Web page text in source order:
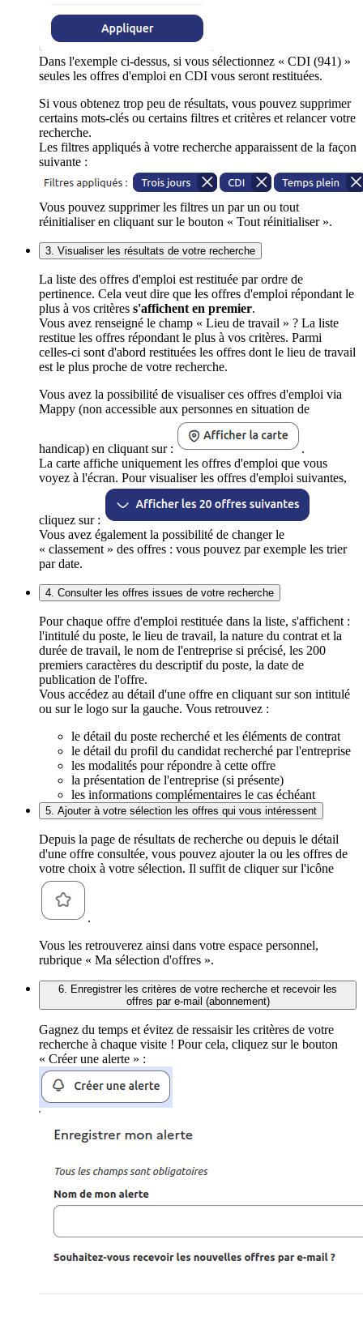
Dans l'exemple ci-dessus, si vous sélectionnez « CDI (941) »
seules les offres d'emploi en CDI vous seront restituées.
Si vous obtenez trop peu de résultats, vous pouvez supprimer
certains mots-clés ou certains filtres et critères et relancer votre
recherche.
Les filtres appliqués à votre recherche apparaissent de la façon
suivante :
Vous pouvez supprimer les filtres un par un ou tout
réinitialiser en cliquant sur le bouton « Tout réinitialiser ».
3. Visualiser les résultats de votre recherche
La liste des offres d'emploi est restituée par ordre de
pertinence. Cela veut dire que les offres d'emploi répondant le
plus à vos critères s'affichent en premier.
Vous avez renseigné le champ « Lieu de travail » ? La liste
restitue les offres répondant le plus à vos critères. Parmi
celles-ci sont d'abord restituées les offres dont le lieu de travail
est le plus proche de votre recherche.
Vous avez la possibilité de visualiser ces offres d'emploi via
Mappy (non accessible aux personnes en situation de
handicap) en cliquant sur :
.
La carte affiche uniquement les offres d'emploi que vous
voyez à l'écran. Pour visualiser les offres d'emploi suivantes,
cliquez sur :
Vous avez également la possibilité de changer le
« classement » des offres : vous pouvez par exemple les trier
par date.
4. Consulter les offres issues de votre recherche
Pour chaque offre d'emploi restituée dans la liste, s'affichent :
l'intitulé du poste, le lieu de travail, la nature du contrat et la
durée de travail, le nom de l'entreprise si précisé, les 200
premiers caractères du descriptif du poste, la date de
publication de l'offre.
Vous accédez au détail d'une offre en cliquant sur son intitulé
ou sur le logo sur la gauche. Vous retrouvez :
le détail du poste recherché et les éléments de contrat
le détail du profil du candidat recherché par l'entreprise
les modalités pour répondre à cette offre
la présentation de l'entreprise (si présente)
les informations complémentaires le cas échéant
5. Ajouter à votre sélection les offres qui vous intéressent
Depuis la page de résultats de recherche ou depuis le détail
d'une offre consultée, vous pouvez ajouter la ou les offres de
votre choix à votre sélection. Il suffit de cliquer sur l'icône
.
Vous les retrouverez ainsi dans votre espace personnel,
rubrique « Ma sélection d'offres ».
6. Enregistrer les critères de votre recherche et recevoir les
offres par e-mail (abonnement)
Gagnez du temps et évitez de ressaisir les critères de votre
recherche à chaque visite ! Pour cela, cliquez sur le bouton
« Créer une alerte » :